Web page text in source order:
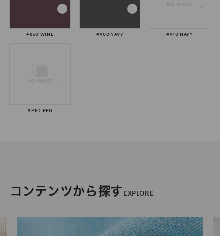
#860 WINE #900 NAVY #910 NAVY
#PFD PFD
コンテンツから探すEXPLORE